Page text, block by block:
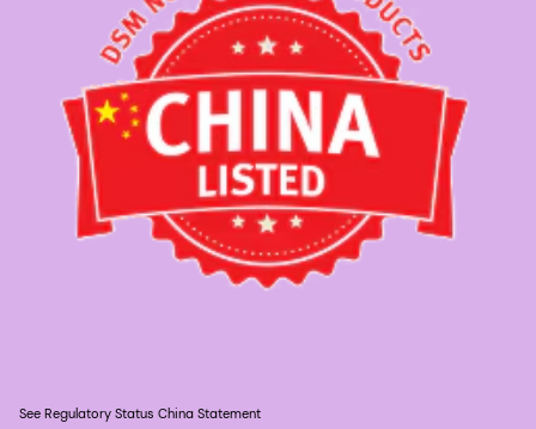
See Regulatory Status China Statement